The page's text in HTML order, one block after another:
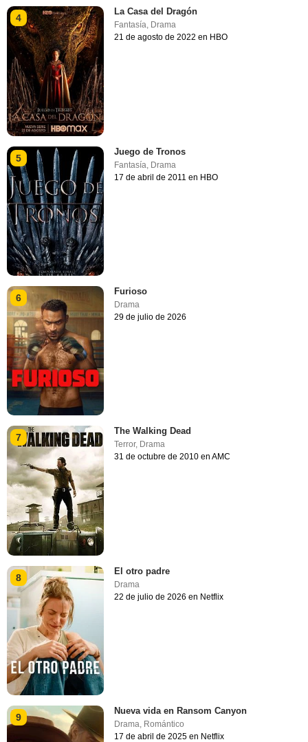
4
La Casa del Dragón
Fantasía, Drama
21 de agosto de 2022 en HBO
5
Juego de Tronos
Fantasía Drama
17 de abril de 2011 en HBO
6
Furioso
Drama
29 de julio de 2026
7
The Walking Dead
Terror, Drama
31 de octubre de 2010 en AMC
8
El otro padre
Drama
22 de julio de 2026 en Netflix
9
Nueva vida en Ransom Canyon
Drama, Romántico
17 de abril de 2025 en Netflix